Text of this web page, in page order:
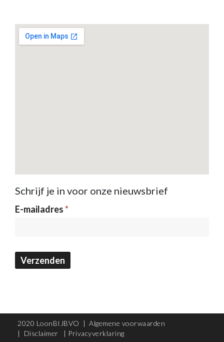
Schrijf je in voor onze nieuwsbrief
Nieuwsbrief
E-mailadres*
Verzenden
2020 LoonBIJBVO | Algemene voorwaarden
| Disclaimer | Privacyverklaring